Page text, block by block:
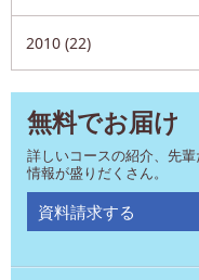
2010 (22)
無料でお届け
詳しいコースの紹介、先
情報が盛りだくさん。
資料請求する